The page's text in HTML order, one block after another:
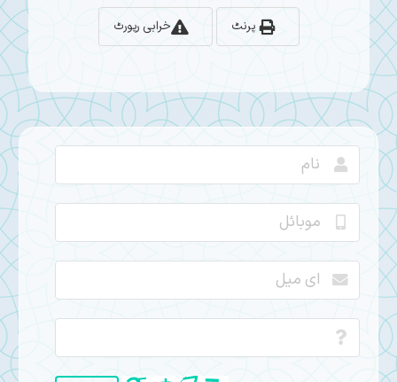
خرابی رپورٹ پرنٹ